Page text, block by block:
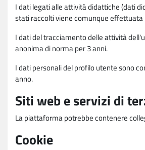
I dati legati alle attività didattiche (dati
stati raccolti viene comunque effettuata
I dati del tracciamento delle attività
anonima di norma per 3 anni.
I dati personali del profilo utente sono
anno.
Siti web e servizi di
La piattaforma potrebbe contenere
Cookie